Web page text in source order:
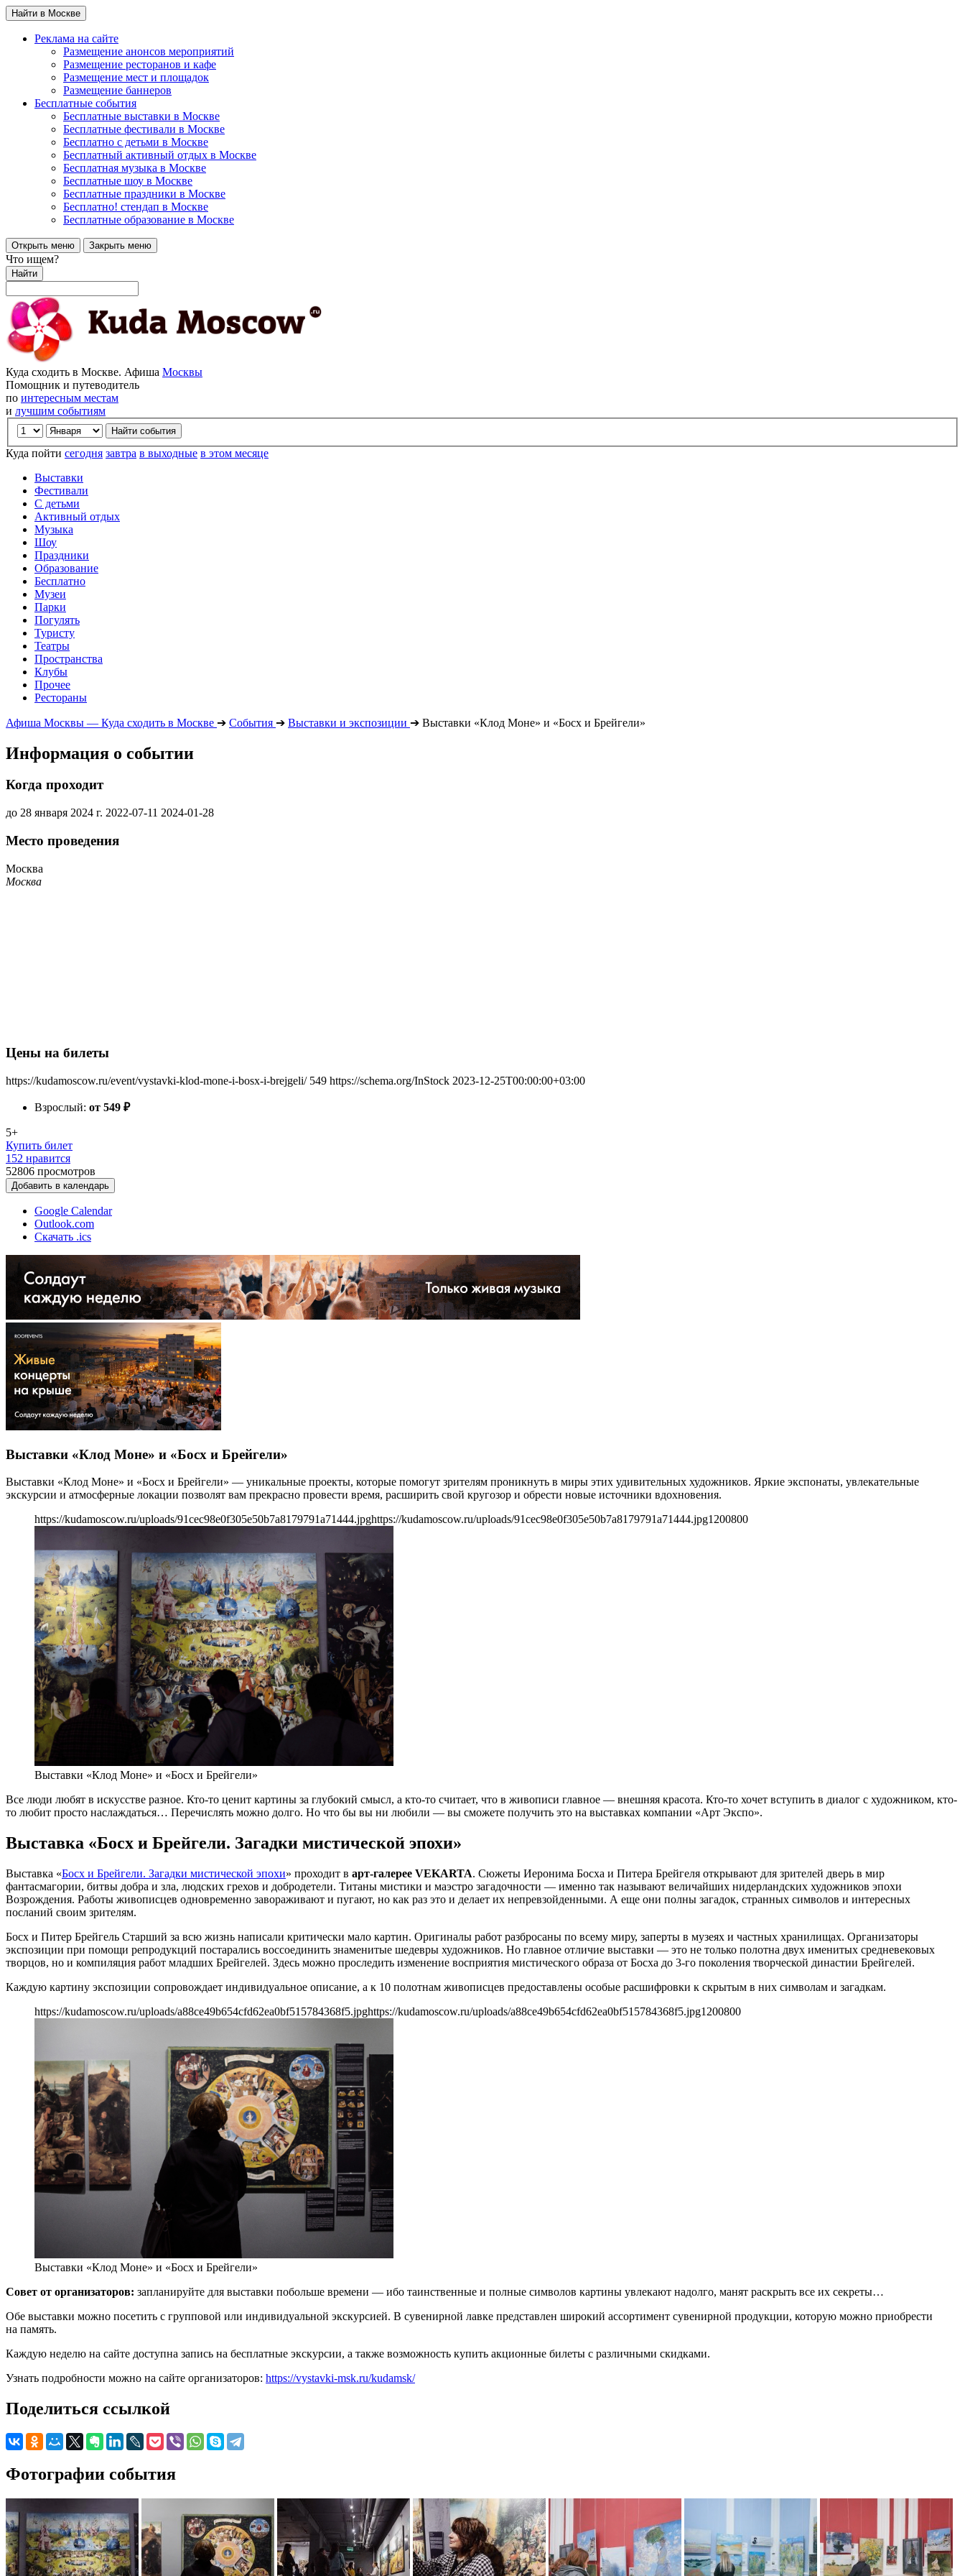
Найти в Москве
Реклама на сайте
Размещение анонсов мероприятий
Размещение ресторанов и кафе
Размещение мест и площадок
Размещение баннеров
Бесплатные события
Бесплатные выставки в Москве
Бесплатные фестивали в Москве
Бесплатно с детьми в Москве
Бесплатный активный отдых в Москве
Бесплатная музыка в Москве
Бесплатные шоу в Москве
Бесплатные праздники в Москве
Бесплатно! стендап в Москве
Бесплатные образование в Москве
Открыть меню Закрыть меню
Что ищем?
Найти
Куда сходить в Москве. Афиша Москвы
Помощник и путеводитель
по интересным местам
и лучшим событиям
Куда пойти сегодня завтра в выходные в этом месяце
Выставки
Фестивали
С детьми
Активный отдых
Музыка
Шоу
Праздники
Образование
Бесплатно
Музеи
Парки
Погулять
Туристу
Театры
Пространства
Клубы
Прочее
Рестораны
Афиша Москвы — Куда сходить в Москве ➔ События ➔ Выставки и экспозиции ➔ Выставки «Клод Моне» и «Босх и Брейгели»
Информация о событии
Когда проходит
до 28 января 2024 г. 2022-07-11 2024-01-28
Место проведения
Москва
Москва
Цены на билеты
https://kudamoscow.ru/event/vystavki-klod-mone-i-bosx-i-brejgeli/ 549 https://schema.org/InStock 2023-12-25T00:00:00+03:00
Взрослый: от 549 ₽
5+
Купить билет
152 нравится
52806 просмотров
Добавить в календарь
Google Calendar
Outlook.com
Скачать .ics
Выставки «Клод Моне» и «Босх и Брейгели»
Выставки «Клод Моне» и «Босх и Брейгели» — уникальные проекты, которые помогут зрителям проникнуть в миры этих удивительных художников. Яркие экспонаты, увлекательные
экскурсии и атмосферные локации позволят вам прекрасно провести время, расширить свой кругозор и обрести новые источники вдохновения.
https://kudamoscow.ru/uploads/91cec98e0f305e50b7a8179791a71444.jpghttps://kudamoscow.ru/uploads/91cec98e0f305e50b7a8179791a71444.jpg1200800
Выставки «Клод Моне» и «Босх и Брейгели»
Все люди любят в искусстве разное. Кто-то ценит картины за глубокий смысл, а кто-то считает, что в живописи главное — внешняя красота. Кто-то хочет вступить в диалог с художником, кто-
то любит просто наслаждаться… Перечислять можно долго. Но что бы вы ни любили — вы сможете получить это на выставках компании «Арт Экспо».
Выставка «Босх и Брейгели. Загадки мистической эпохи»
Выставка «Босх и Брейгели. Загадки мистической эпохи» проходит в арт-галерее VEKARTA. Сюжеты Иеронима Босха и Питера Брейгеля открывают для зрителей дверь в мир
фантасмагории, битвы добра и зла, людских грехов и добродетели. Титаны мистики и маэстро загадочности — именно так называют величайших нидерландских художников эпохи
Возрождения. Работы живописцев одновременно завораживают и пугают, но как раз это и делает их непревзойденными. А еще они полны загадок, странных символов и интересных
посланий своим зрителям.
Босх и Питер Брейгель Старший за всю жизнь написали критически мало картин. Оригиналы работ разбросаны по всему миру, заперты в музеях и частных хранилищах. Организаторы
экспозиции при помощи репродукций постарались воссоединить знаменитые шедевры художников. Но главное отличие выставки — это не только полотна двух именитых средневековых
творцов, но и компиляция работ младших Брейгелей. Здесь можно проследить изменение восприятия мистического образа от Босха до 3-го поколения творческой династии Брейгелей.
Каждую картину экспозиции сопровождает индивидуальное описание, а к 10 полотнам живописцев предоставлены особые расшифровки к скрытым в них символам и загадкам.
https://kudamoscow.ru/uploads/a88ce49b654cfd62ea0bf515784368f5.jpghttps://kudamoscow.ru/uploads/a88ce49b654cfd62ea0bf515784368f5.jpg1200800
Выставки «Клод Моне» и «Босх и Брейгели»
Совет от организаторов: запланируйте для выставки побольше времени — ибо таинственные и полные символов картины увлекают надолго, манят раскрыть все их секреты…
Обе выставки можно посетить с групповой или индивидуальной экскурсией. В сувенирной лавке представлен широкий ассортимент сувенирной продукции, которую можно приобрести
на память.
Каждую неделю на сайте доступна запись на бесплатные экскурсии, а также возможность купить акционные билеты с различными скидками.
Узнать подробности можно на сайте организаторов: https://vystavki-msk.ru/kudamsk/
Поделиться ссылкой
Фотографии события